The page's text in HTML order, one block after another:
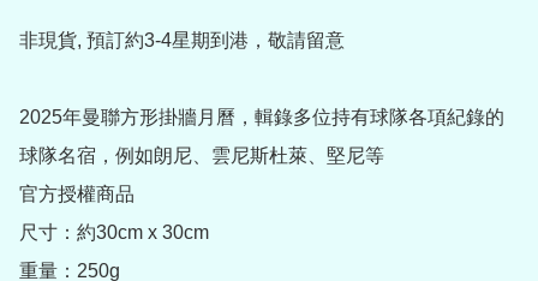
非現貨, 預訂約3-4星期到港，敬請留意
2025年曼聯方形掛牆月曆，輯錄多位持有球隊各項紀錄的
球隊名宿，例如朗尼、雲尼斯杜萊、堅尼等
官方授權商品
尺寸：約30cm x 30cm
重量：250g